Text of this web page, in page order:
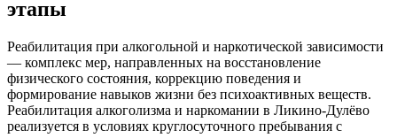
этапы
Реабилитация при алкогольной и наркотической зависимости
— комплекс мер, направленных на восстановление
физического состояния, коррекцию поведения и
формирование навыков жизни без психоактивных веществ.
Реабилитация алкоголизма и наркомании в Ликино-Дулёво
реализуется в условиях круглосуточного пребывания с